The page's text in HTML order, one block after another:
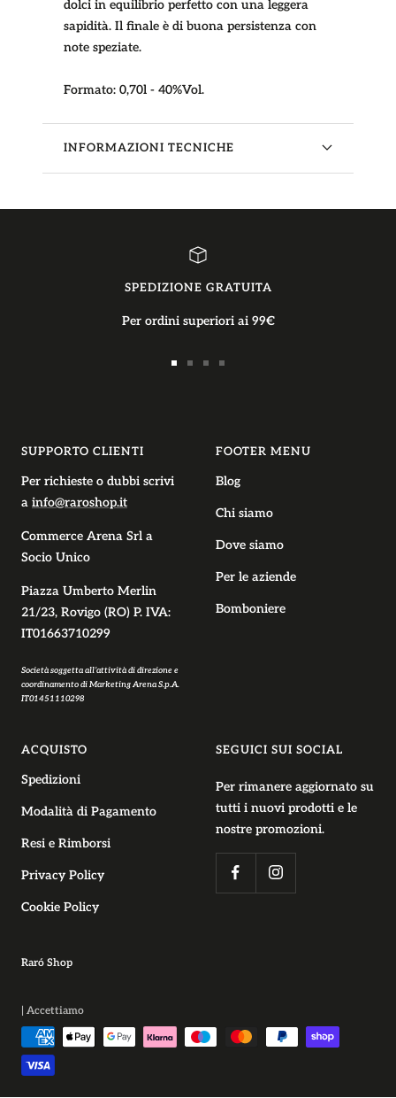
dolci in equilibrio perfetto con una leggera
sapidità. Il finale è di buona persistenza con
note speziate.
Formato: 0,70l - 40%Vol.
INFORMAZIONI TECNICHE
SPEDIZIONE GRATUITA
Per ordini superiori ai 99€
SUPPORTO CLIENTI
Per richieste o dubbi scrivi
a info@raroshop.it
Commerce Arena Srl a
Socio Unico
Piazza Umberto Merlin
21/23, Rovigo (RO) P. IVA:
IT01663710299
Società soggetta all’attività di direzione e
coordinamento di Marketing Arena S.p.A.
IT01451110298
FOOTER MENU
Blog
Chi siamo
Dove siamo
Per le aziende
Bomboniere
ACQUISTO
Spedizioni
Modalità di Pagamento
Resi e Rimborsi
Privacy Policy
Cookie Policy
SEGUICI SUI SOCIAL
Per rimanere aggiornato su
tutti i nuovi prodotti e le
nostre promozioni.
Raró Shop
| Accettiamo